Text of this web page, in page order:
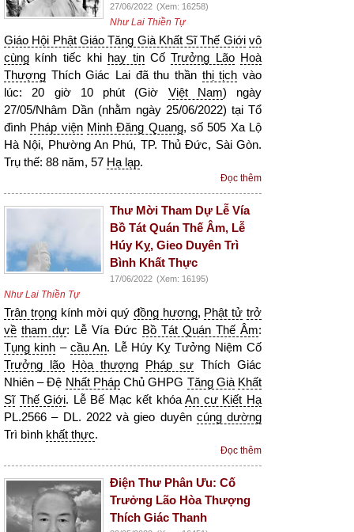
27/06/2022 (Xem: 16258)
Như Lai Thiền Tự
Giáo Hội Phật Giáo Tăng Già Khất Sĩ Thế Giới vô
cùng kính tiếc khi hay tinCốTrưởng Lão Hoà
Thượng Thích Giác Lai đã thu thần thị tịch vào
lúc: 20 giờ 10 phút (Giờ Việt Nam) ngày
27/05/Nhâm Dần (nhằm ngày 25/06/2022) tại Tổ
đình Pháp viện Minh Đăng Quang, số 505 Xa Lộ
Hà Nội, Phường An Phú, TP. Thủ Đức, Sài Gòn.
Trụ thế: 88 năm, 57 Hạ lạp.
Đọc thêm
Thư Mời Tham Dự Lễ Vía
Bồ Tát Quán Thế Âm, Lễ
Húy Kỵ, Gieo Duyên Trì
Bình Khất Thực
17/06/2022 (Xem: 16195)
Như Lai Thiền Tự
Trân trọngkính mời quý đồng hương, Phật tử trở
về tham dự: Lễ Vía Đức Bồ Tát Quán Thế Âm:
Tụng kinh – cầu An. Lễ Húy Kỵ Tưởng Niệm Cố
Trưởng lão Hòa thượng Pháp sư Thích Giác
Nhiên – Đệ Nhất PhápChủ GHPG Tăng Già Khất
Sĩ Thế Giới. Lễ Bế Mạc kết khóaAn cư Kiết Hạ
PL.2566 – DL. 2022 và gieo duyên cúng dường
Trì bình khất thực.
Đọc thêm
Điện Thư Phân Ưu: Cố
Trưởng Lão Hòa Thượng
Thích Giác Thanh